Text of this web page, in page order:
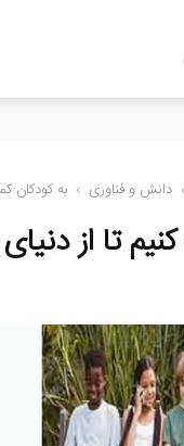
گل طلایی» بیمه آسیا
› دانش و فناوری › به کودکان
تا از